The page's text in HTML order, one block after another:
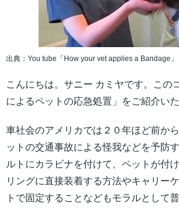
出典：You tube「How your vet applies a Bandage」
こんにちは。サニー カミヤです。この
によるペットの応急処置」をご紹介いた
車社会のアメリカでは２０年ほど前か
ットの交通事故による怪我などを予防
ルトにカラビナを付けて、ペットが付
リングに直接装着する方法やキャリー
トで固定することなどもモラルとして